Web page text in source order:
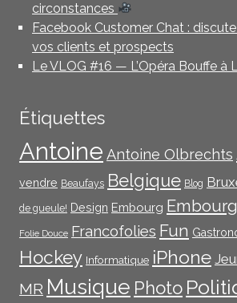
circonstances
Facebook Customer Chat :
vos clients et prospects
Le VLOG #16 — L’Opéra Bouffe à
Étiquettes
Antoine Antoine Olbrechts
vendre Beaufays Belgique Blog
de gueule! Design Embourg
Folie Douce Francofolies Fun
Hockey Informatique iPhone
MR Musique Photo